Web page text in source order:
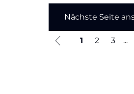
Nächste Seite
1 2 3 ...